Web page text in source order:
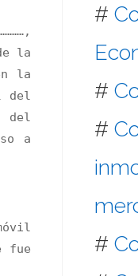
la
la
del
del
a
fue
#
#
#
#